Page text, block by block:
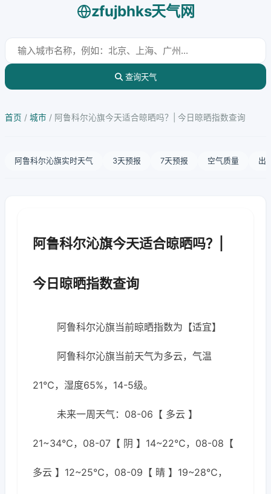
zfujbhks天气网
查询天气
首页 / 城市 / 阿鲁科尔沁旗今天适合晾晒吗？| 今日晾晒指数查询
阿鲁科尔沁旗实时天气 3天预报 7天预报 空气质量 出
阿鲁科尔沁旗今天适合晾晒吗？|
今日晾晒指数查询
阿鲁科尔沁旗当前晾晒指数为【适宜】
阿鲁科尔沁旗当前天气为多云，气温
21℃，湿度65%，14-5级。
未来一周天气：08-06【 多云 】
21~34℃，08-07【 阴 】14~22℃，08-08【
多云 】12~25℃，08-09【 晴 】19~28℃，